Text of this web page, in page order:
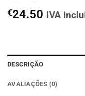
€24.50 IVA
DESCRIÇÃO
AVALIAÇÕES (0)